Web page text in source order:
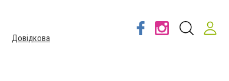
Довідкова